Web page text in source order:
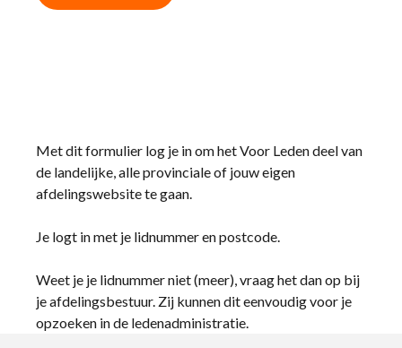
Met dit formulier log je in om het Voor Leden deel van
de landelijke, alle provinciale of jouw eigen
afdelingswebsite te gaan.
Je logt in met je lidnummer en postcode.
Weet je je lidnummer niet (meer), vraag het dan op bij
je afdelingsbestuur. Zij kunnen dit eenvoudig voor je
opzoeken in de ledenadministratie.